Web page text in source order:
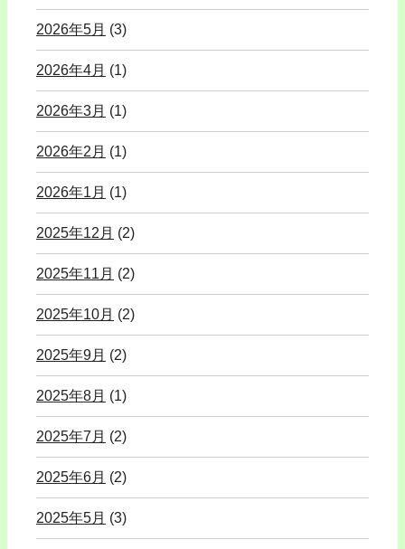
2026年5月 (3)
2026年4月 (1)
2026年3月 (1)
2026年2月 (1)
2026年1月 (1)
2025年12月 (2)
2025年11月 (2)
2025年10月 (2)
2025年9月 (2)
2025年8月 (1)
2025年7月 (2)
2025年6月 (2)
2025年5月 (3)